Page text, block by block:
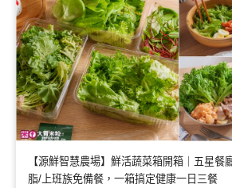
【源鮮智慧農場】鮮活蔬菜箱開箱｜五星餐
脂/上班族免備餐，一箱搞定健康一日三餐